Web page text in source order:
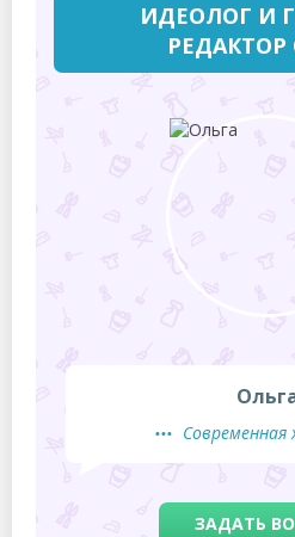
ИДЕОЛОГ И
РЕДАКТОР
Современная
ЗАДАТЬ